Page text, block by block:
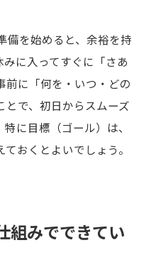
備を始めると、余裕を持
に入ってすぐに「さあ
前に「何を・いつ・どの
とで、初日からスムーズ
に目標（ゴール）は、
おくとよいでしょう。
組みでできてい